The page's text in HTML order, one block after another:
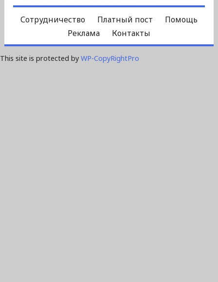
Сотрудничество Платный пост
Помощь
Реклама
Контакты
This site is protected by WP-CopyRightPro